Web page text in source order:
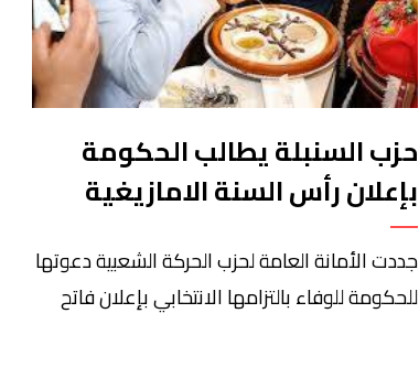
حزب السنبلة يطالب الحكومة
بإعلان رأس السنة الامازيغية
عيدا رسميا
جددت الأمانة العامة لحزب الحركة الشعبية دعوتها
للحكومة للوفاء بالتزامها الانتخابي بإعلان فاتح